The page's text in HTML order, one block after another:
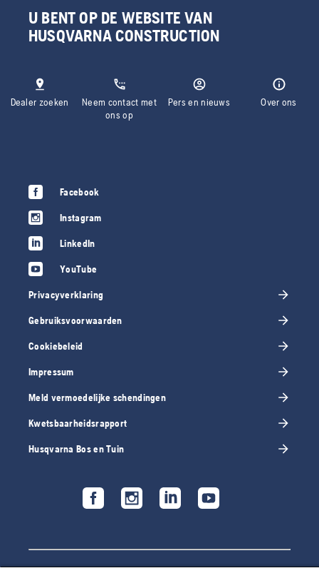
U BENT OP DE WEBSITE VAN
HUSQVARNA CONSTRUCTION
Dealer zoeken
Neem contact met
ons op
Pers en nieuws Over ons
Facebook
Instagram
LinkedIn
YouTube
Privacyverklaring
Gebruiksvoorwaarden
Cookiebeleid
Impressum
Meld vermoedelijke schendingen
Kwetsbaarheidsrapport
Husqvarna Bos en Tuin